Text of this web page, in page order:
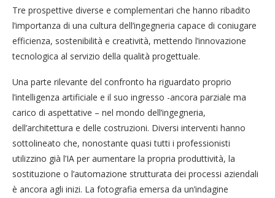
Tre prospettive diverse e complementari che hanno ribadito
l’importanza di una cultura dell’ingegneria capace di coniugare
efficienza, sostenibilità e creatività, mettendo l’innovazione
tecnologica al servizio della qualità progettuale.
Una parte rilevante del confronto ha riguardato proprio
l’intelligenza artificiale e il suo ingresso -ancora parziale ma
carico di aspettative – nel mondo dell’ingegneria,
dell’architettura e delle costruzioni. Diversi interventi hanno
sottolineato che, nonostante quasi tutti i professionisti
utilizzino già l’IA per aumentare la propria produttività, la
sostituzione o l’automazione strutturata dei processi aziendali
è ancora agli inizi. La fotografia emersa da un’indagine